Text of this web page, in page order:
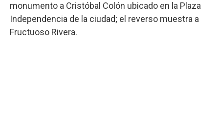
monumento a Cristóbal Colón ubicado en la Plaza
Independencia de la ciudad; el reverso muestra a
Fructuoso Rivera.